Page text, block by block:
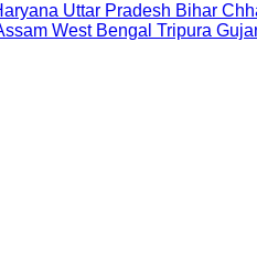
Uttar Pradesh Bihar
West Bengal Tripura